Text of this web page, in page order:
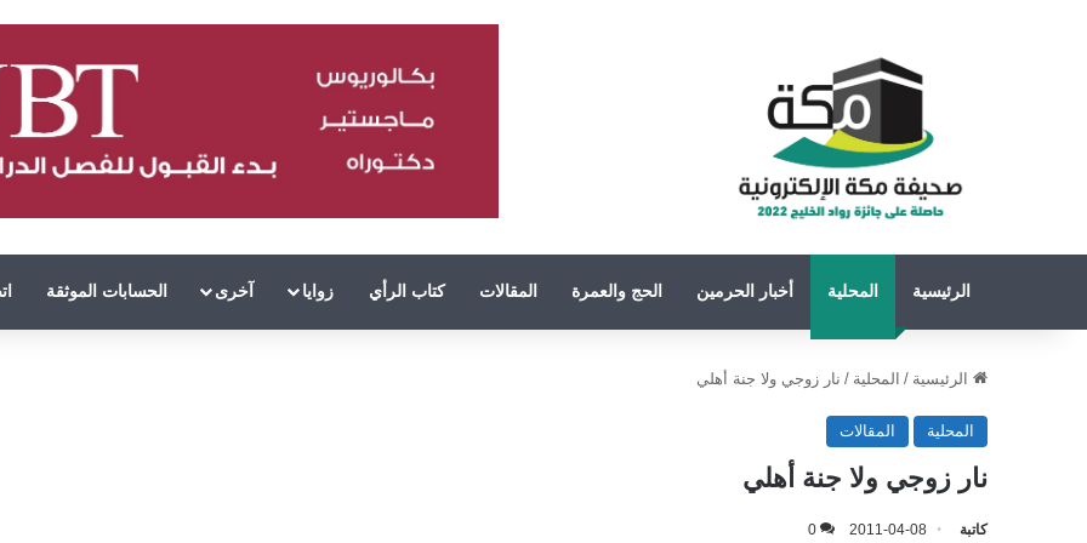
الرئيسية المحلية أخبار الحرمين الحج والعمرة المقالات كتاب الرأي زوايا آخرى الحسابات الموثقة
الرئيسية / المحلية / نار زوجي ولا جنة أهلي
المحلية المقالات
نار زوجي ولا جنة أهلي
كاتبة 2011-04-08
0